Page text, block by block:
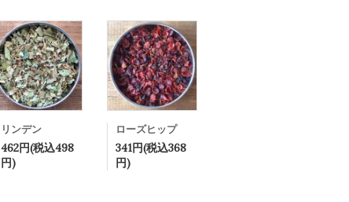
リンデン
462円(税込498
円)
ローズヒップ
341円(税込368
円)